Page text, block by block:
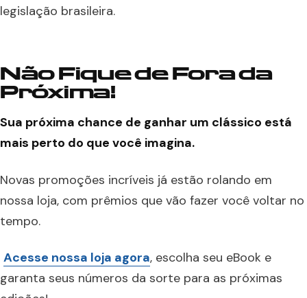
legislação brasileira.
Não Fique de Fora da
Próxima!
Sua próxima chance de ganhar um clássico está
mais perto do que você imagina.
Novas promoções incríveis já estão rolando em
nossa loja, com prêmios que vão fazer você voltar no
tempo.
Acesse nossa loja agora, escolha seu eBook e
garanta seus números da sorte para as próximas